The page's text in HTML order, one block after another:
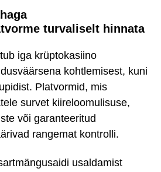
turvaliselt hinnata
iga krüptokasiino
kohtlemisest, kuni
Platvormid, mis
survet kiireloomulisuse,
või garanteeritud
rangemat kontrolli.
usaldamist